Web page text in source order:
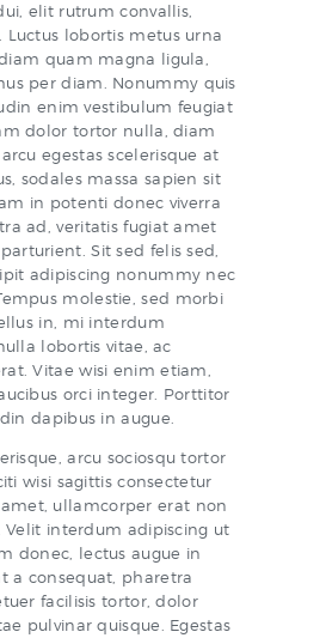
elit rutrum convallis,
Luctus lobortis metus urna
quam magna ligula,
per diam. Nonummy quis
enim vestibulum feugiat
dolor tortor nulla, diam
egestas scelerisque at
sodales massa sapien sit
in potenti donec viverra
ad, veritatis fugiat amet
Sit sed felis sed,
adipiscing nonummy nec
molestie, sed morbi
in, mi interdum
lobortis vitae, ac
Vitae wisi enim etiam,
orci integer. Porttitor
dapibus in augue.
arcu sociosqu tortor
wisi sagittis consectetur
ullamcorper erat non
Velit interdum adipiscing ut
donec, lectus augue in
a consequat, pharetra
facilisis tortor, dolor
pulvinar quisque. Egestas